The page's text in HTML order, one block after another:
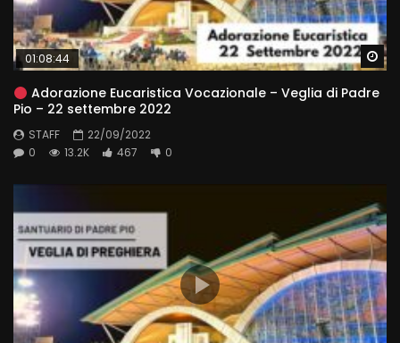
01:08:44
Adorazione Eucaristica Vocazionale – Veglia di Padre
Pio – 22 settembre 2022
STAFF
22/09/2022
0
13.2K 467 0